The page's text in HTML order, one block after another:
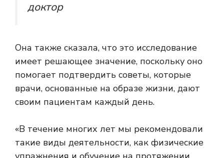
доктор
Она также сказала, что это исследование
имеет решающее значение, поскольку оно
помогает подтвердить советы, которые
врачи, основанные на образе жизни, дают
своим пациентам каждый день.
«В течение многих лет мы рекомендовали
такие виды деятельности, как физические